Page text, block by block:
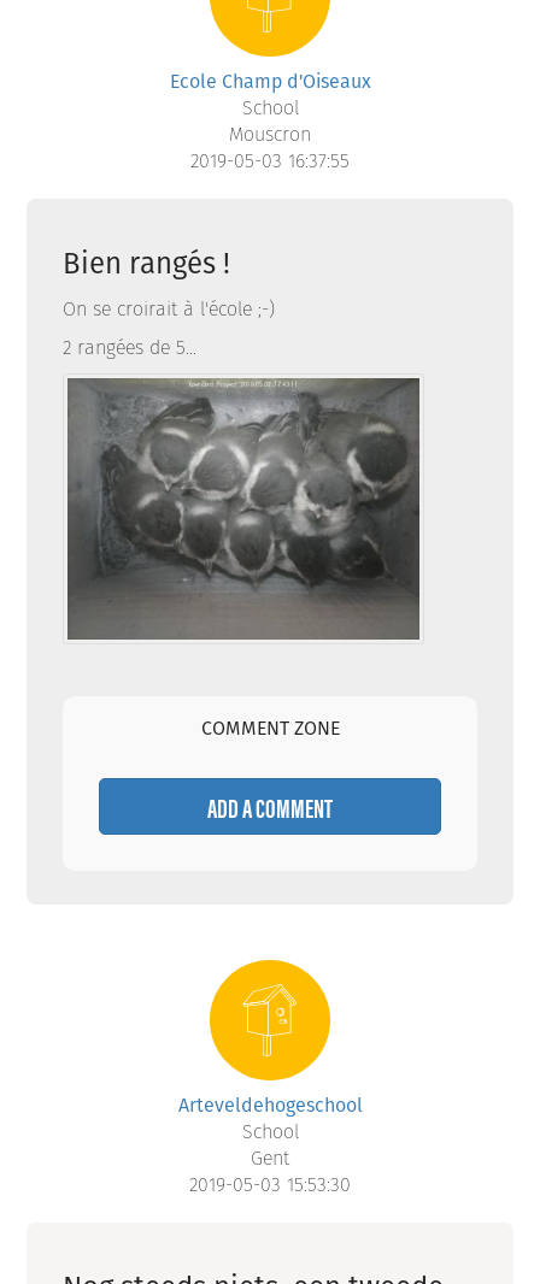
Ecole Champ d'Oiseaux
School
Mouscron
2019-05-03 16:37:55
Bien rangés !
On se croirait à l'école ;-)
2 rangées de 5...
COMMENT ZONE
ADD A COMMENT
Arteveldehogeschool
School
Gent
2019-05-03 15:53:30